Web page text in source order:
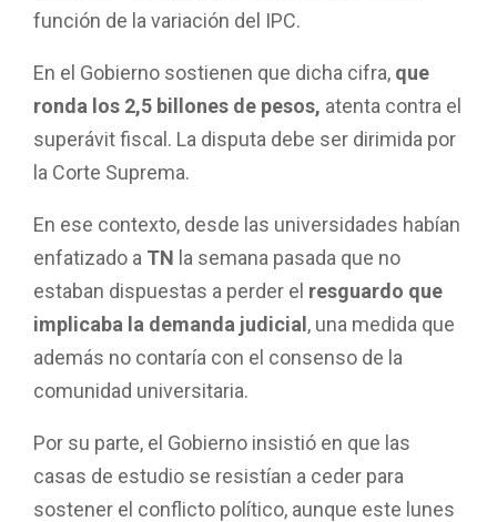
función de la variación del IPC.
En el Gobierno sostienen que dicha cifra, que
ronda los 2,5 billones de pesos, atenta contra el
superávit fiscal. La disputa debe ser dirimida por
la Corte Suprema.
En ese contexto, desde las universidades habían
enfatizado a TN la semana pasada que no
estaban dispuestas a perder el resguardo que
implicaba la demanda judicial , una medida que
además no contaría con el consenso de la
comunidad universitaria.
Por su parte, el Gobierno insistió en que las
casas de estudio se resistían a ceder para
sostener el conflicto político, aunque este lunes